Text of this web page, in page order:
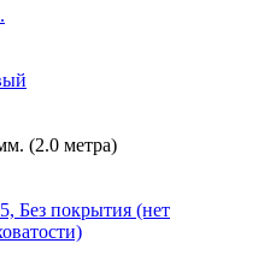
(2.0 метра)
Без покрытия (нет